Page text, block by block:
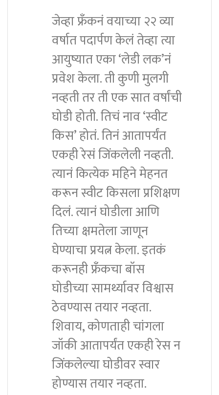
जेव्हा फ्रँकनं वयाच्या २२ व्या
वर्षात पदार्पण केलं तेव्हा त्या
आयुष्यात एका ‘लेडी लक’नं
प्रवेश केला. ती कुणी मुलगी
नव्हती तर ती एक सात वर्षांची
घोडी होती. तिचं नाव ‘स्वीट
किस’ होतं. तिनं आतापर्यंत
एकही रेसं जिंकलेली नव्हती.
त्यानं कित्येक महिने मेहनत
करून स्वीट किसला प्रशिक्षण
दिलं. त्यानं घोडीला आणि
तिच्या क्षमतेला जाणून
घेण्याचा प्रयत्न केला. इतकं
करूनही फ्रँकचा बॉस
घोडीच्या सामर्थ्यावर विश्वास
ठेवण्यास तयार नव्हता.
शिवाय, कोणताही चांगला
जॉकी आतापर्यंत एकही रेस न
जिंकलेल्या घोडीवर स्वार
होण्यास तयार नव्हता.